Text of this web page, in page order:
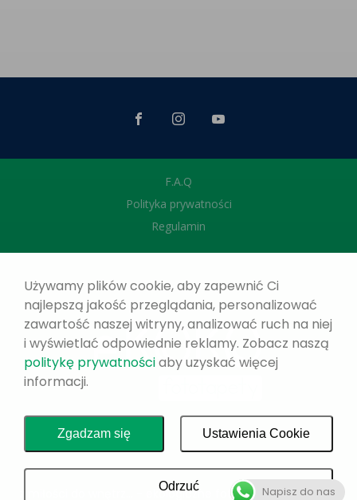
F.A.Q
Polityka prywatności
Regulamin
z miłości do wnętrz... - ekologiczne fototapety na wymiar
Używamy plików cookie, aby zapewnić Ci
najlepszą jakość przeglądania, personalizować
zawartość naszej witryny, analizować ruch na niej
i wyświetlać odpowiednie reklamy. Zobacz naszą
politykę prywatnościaby uzyskać więcej
informacji.
Zgadzam się Ustawienia Cookie
Odrzuć Napisz do nas